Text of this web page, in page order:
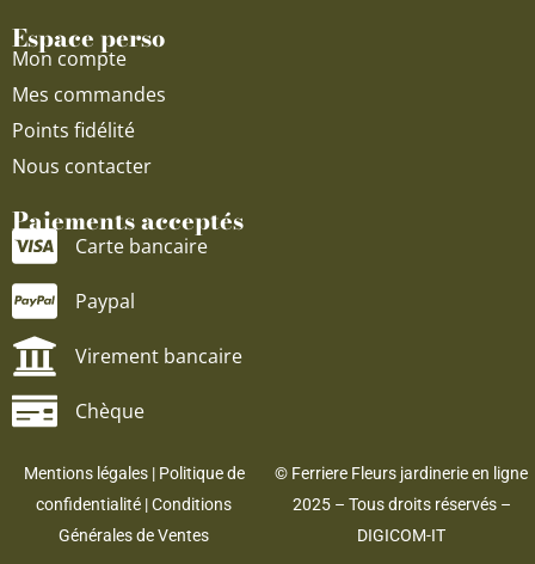
Espace perso
Mon compte
Mes commandes
Points fidélité
Nous contacter
Paiements acceptés
Carte bancaire
Paypal
Virement bancaire
Chèque
Mentions légales| Politique de
confidentialité |Conditions
Générales de Ventes
© Ferriere Fleurs jardinerie en ligne
2025 – Tous droits réservés –
DIGICOM-IT